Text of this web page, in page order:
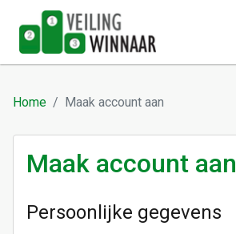
Home Maak account aan
Maak account aan
Persoonlijke gegevens